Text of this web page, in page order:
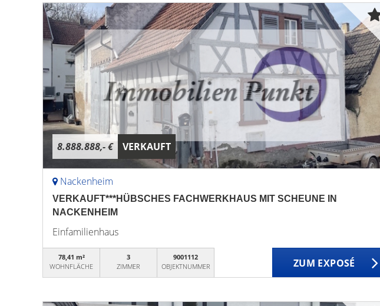
8.888.888,- € VERKAUFT
Nackenheim
VERKAUFT***HÜBSCHES FACHWERKHAUS MIT SCHEUNE IN
NACKENHEIM
Einfamilienhaus
78,41 m²
WOHNFLÄCHE
3
ZIMMER
9001112
OBJEKTNUMMER
ZUM EXPOSÉ